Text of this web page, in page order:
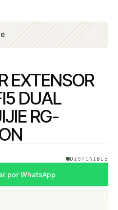
EXTENSOR
DUAL
RG-
DISPONIBLE
por WhatsApp